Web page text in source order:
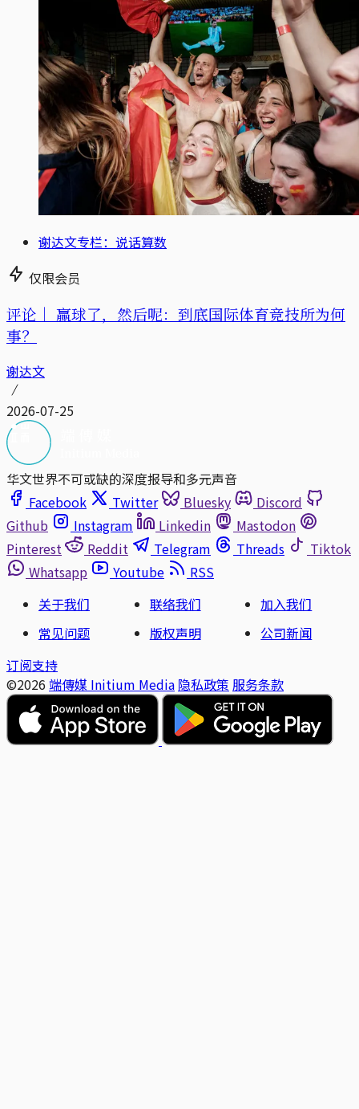
谢达文专栏：说话算数
仅限会员
评论｜ 赢球了，然后呢：到底国际体育竞技所为何
事？
谢达文
2026-07-25
华文世界不可或缺的深度报导和多元声音
Facebook
Twitter Bluesky
Discord
Github
Instagram Linkedin
Mastodon
Pinterest
Reddit Telegram Threads
Tiktok
Whatsapp
Youtube
RSS
关于我们
联络我们
加入我们
常见问题
版权声明
公司新闻
订阅支持
©2026 端傳媒 Initium Media 隐私政策 服务条款